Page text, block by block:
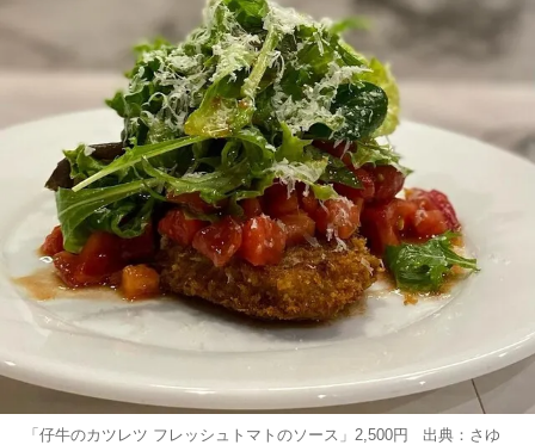
「仔牛のカツレツ フレッシュトマトのソース」2,500円 出典： さゆ